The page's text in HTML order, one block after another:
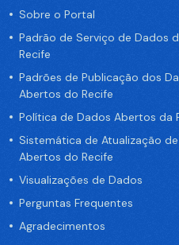
Sobre o Portal
Padrão de Serviço de Dados
Recife
Padrões de Publicação dos
Abertos do Recife
Política de Dados Abertos da
Sistemática de Atualização
Abertos do Recife
Visualizações de Dados
Perguntas Frequentes
Agradecimentos